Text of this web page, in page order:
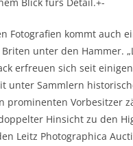
Fotografien kommt auch
unter den Hammer.
erfreuen sich seit
unter Sammlern
prominenten Vorbesitzer
Hinsicht zu den
Leitz Photographica